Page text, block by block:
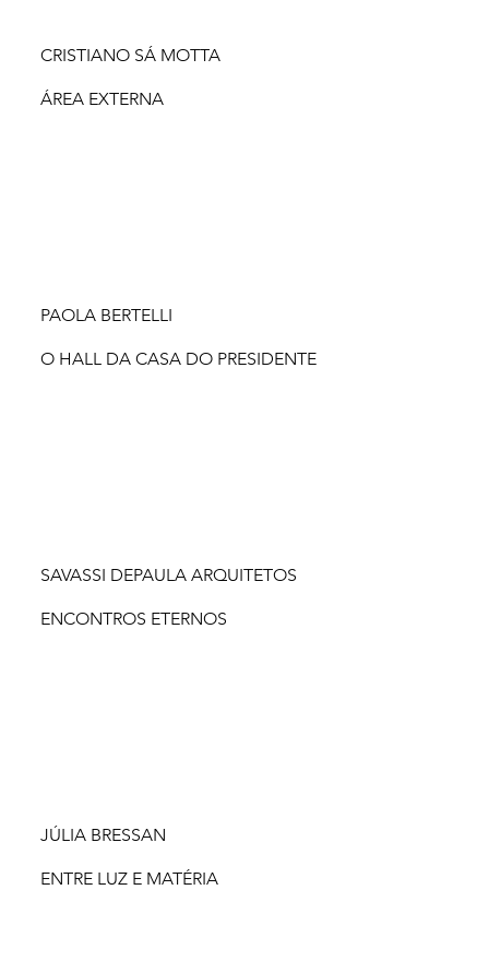
CRISTIANO SÁ MOTTA
ÁREA EXTERNA
PAOLA BERTELLI
O HALL DA CASA DO PRESIDENTE
SAVASSI DEPAULA ARQUITETOS
ENCONTROS ETERNOS
JÚLIA BRESSAN
ENTRE LUZ E MATÉRIA